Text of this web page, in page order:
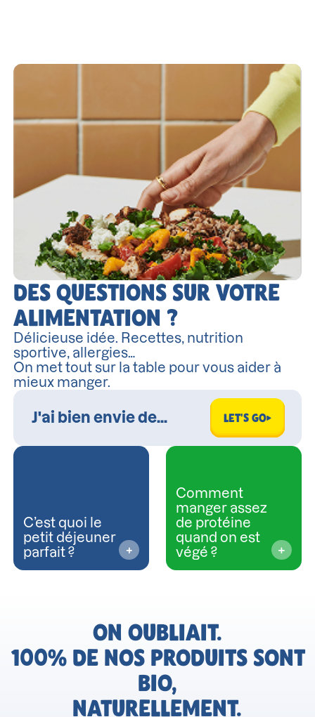
DES QUESTIONS SUR VOTRE
ALIMENTATION ?
Délicieuse idée. Recettes, nutrition
sportive, allergies…
On met tout sur la table pour vous aider à
mieux manger.
LET'S GO
C’est quoi le
petit déjeuner
parfait ?
Comment
manger assez
de protéine
quand on est
végé ?
ON OUBLIAIT.
100% DE NOS PRODUITS SONT
BIO,
NATURELLEMENT.